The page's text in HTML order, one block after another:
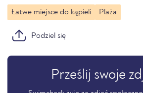
Łatwe miejsce do kąpieli Plaża
Podziel się
Prześlij swoje